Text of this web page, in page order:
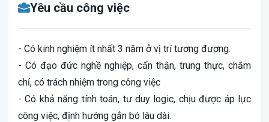
Yêu cầu công việc
- Có kinh nghiệm ít nhất 3 năm ở vị trí tương đương.
- Có đạo đức nghề nghiệp, cẩn thận, trung thực, chăm
chỉ, có trách nhiệm trong công việc
- Có khả năng tính toán, tư duy logic, chịu được áp lực
công việc, định hướng gắn bó lâu dài.